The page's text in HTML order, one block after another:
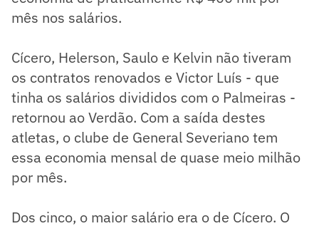
mês nos salários.
Cícero, Helerson, Saulo e Kelvin não tiveram
os contratos renovados e Victor Luís - que
tinha os salários divididos com o Palmeiras -
retornou ao Verdão. Com a saída destes
atletas, o clube de General Severiano tem
essa economia mensal de quase meio milhão
por mês.
Dos cinco, o maior salário era o de Cícero. O